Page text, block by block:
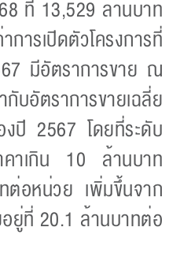
ที่ 13,529 ล้านบาท
เปิดตัวโครงการที่
มีอัตราการขาย ณ
บอัตราการขายเฉลี่ย
งปี 2567 โดยที่ระดับ
คาเกิน 10 ล้านบาท
อหน่วย เพิ่มขึ้นจาก
ยู่ที่ 20.1 ล้านบาทต่อ